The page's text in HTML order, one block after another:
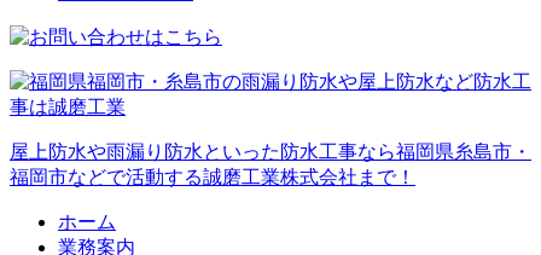
屋上防水や雨漏り防水といった防水工事なら福岡県糸島市・
福岡市などで活動する誠磨工業株式会社まで！
ホーム
業務案内